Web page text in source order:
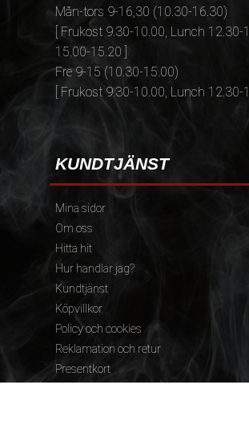
Mån-tors 9-16,30 (10.30-16.30)
[ Frukost 9.30-10.00, Lunch 12.30-
15.00-15.20 ]
Fre 9-15 (10.30-15.00)
[ Frukost 9.30-10.00, Lunch 12.30-
KUNDTJÄNST
Mina sidor
Om oss
Hitta hit
Hur handlar jag?
Kundtjänst
Köpvillkor
Policy och cookies
Reklamation och retur
Presentkort